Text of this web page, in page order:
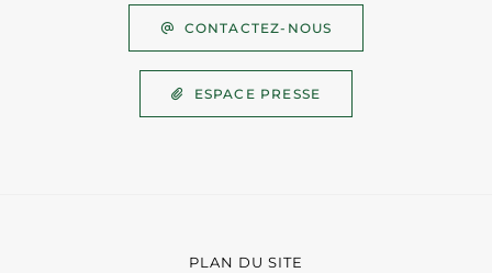
CONTACTEZ-NOUS
ESPACE PRESSE
PLAN DU SITE